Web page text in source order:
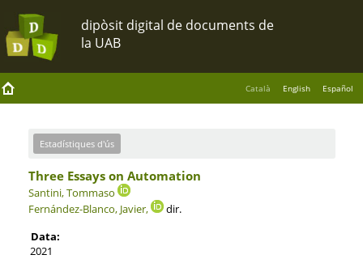
Català English Español
Estadístiques d'ús
Three Essays on Automation
Santini, Tommaso
Fernández-Blanco, Javier,
dir.
Data:
2021